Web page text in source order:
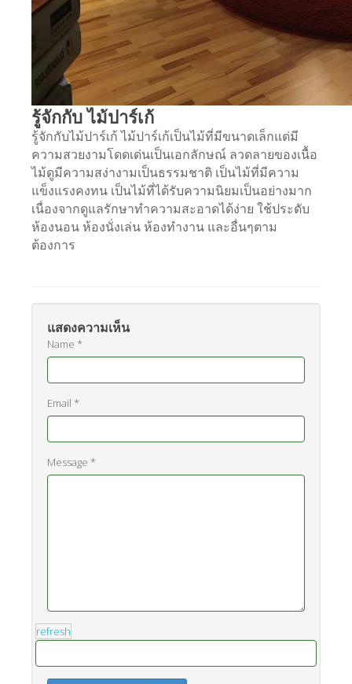
รู้จักกับ ไม้ปาร์เก้
รู้จักกับไม้ปาร์เก้ ไม้ปาร์เก้เป็นไม้ที่มีขนาดเล็กแต่มี
ความสวยงามโดดเด่นเป็นเอกลักษณ์ ลวดลายของเนื้อ
ไม้ดูมีความสง่างามเป็นธรรมชาติ เป็นไม้ที่มีความ
แข็งแรงคงทน เป็นไม้ที่ได้รับความนิยมเป็นอย่างมาก
เนื่องจากดูแลรักษาทำความสะอาดได้ง่าย ใช้ประดับ
ห้องนอน ห้องนั่งเล่น ห้องทำงาน และอื่นๆตาม
ต้องการ
แสดงความเห็น
Name *
Email *
Message *
refresh